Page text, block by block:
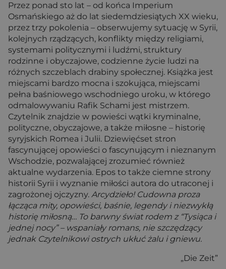
Przez ponad sto lat – od końca Imperium
Osmańskiego aż do lat siedemdziesiątych XX wieku,
przez trzy pokolenia – obserwujemy sytuację w Syrii,
kolejnych rządzących, konflikty między religiami,
systemami politycznymi i ludźmi, struktury
rodzinne i obyczajowe, codzienne życie ludzi na
różnych szczeblach drabiny społecznej. Książka jest
miejscami bardzo mocna i szokująca, miejscami
pełna baśniowego wschodniego uroku, w którego
odmalowywaniu Rafik Schami jest mistrzem.
Czytelnik znajdzie w powieści wątki kryminalne,
polityczne, obyczajowe, a także miłosne – historię
syryjskich Romea i Julii. Dziewięćset stron
fascynującej opowieści o fascynującym i nieznanym
Wschodzie, pozwalającej zrozumieć również
aktualne wydarzenia. Epos to także ciemne strony
historii Syrii i wyznanie miłości autora do utraconej i
zagrożonej ojczyzny. Arcydzieło! Cudowna proza
łącząca mity, opowieści, baśnie, legendy i niezwykłą
historię miłosną… To barwny świat rodem z “Tysiąca i
jednej nocy” – wspaniały romans, nie szczędzący
jednak Czytelnikowi ostrych ukłuć żalu i gniewu.
„Die Zeit”